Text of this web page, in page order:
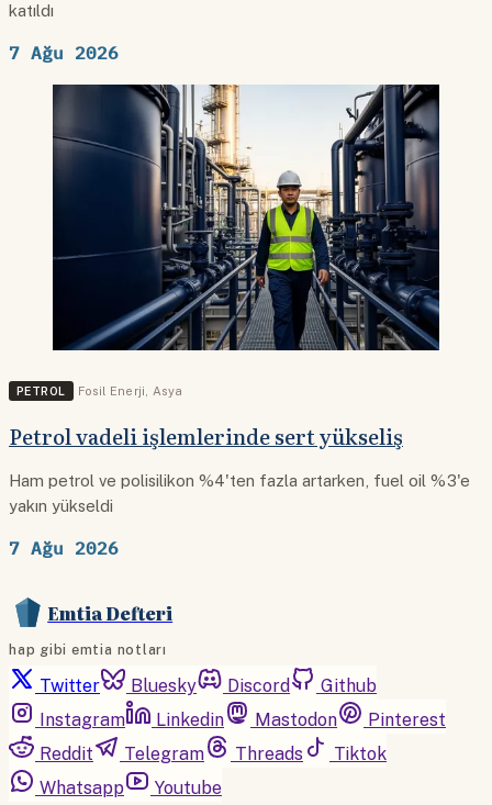
katıldı
7 Ağu 2026
PETROL Fosil Enerji Asya
Petrol vadeli işlemlerinde sert yükseliş
Ham petrol ve polisilikon %4'ten fazla artarken, fuel oil %3'e
yakın yükseldi
7 Ağu 2026
Emtia Defteri
hap gibi emtia notları
Twitter Bluesky Discord
Github
Instagram
Linkedin Mastodon
Pinterest
Reddit
Telegram Threads
Tiktok
Whatsapp
Youtube